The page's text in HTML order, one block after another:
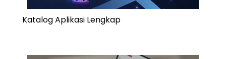
Katalog Aplikasi Lengkap